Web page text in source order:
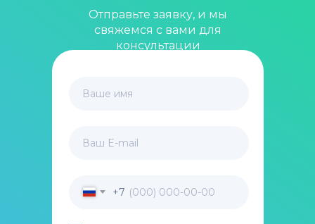
Отправьте заявку, и мы
свяжемся с вами для
консультации
Ваше имя
Ваш E-mail
+7